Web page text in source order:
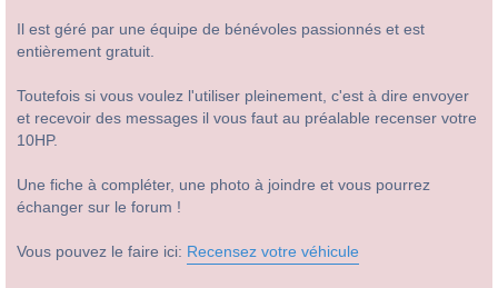
Il est géré par une équipe de bénévoles passionnés et est
entièrement gratuit.
Toutefois si vous voulez l'utiliser pleinement, c'est à dire envoyer
et recevoir des messages il vous faut au préalable recenser votre
10HP.
Une fiche à compléter, une photo à joindre et vous pourrez
échanger sur le forum !
Vous pouvez le faire ici: Recensez votre véhicule